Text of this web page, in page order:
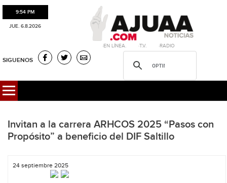
9:54 PM
JUE. 6.8.2026
·EN LÍNEA. ·T.V. ·RADIO
SIGUENOS
Invitan a la carrera ARHCOS 2025 “Pasos con
Propósito” a beneficio del DIF Saltillo
24 septiembre 2025